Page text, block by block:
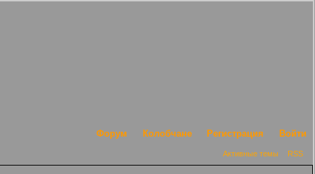
Форум Колобчане Регистрация Войти
Активные темы RSS